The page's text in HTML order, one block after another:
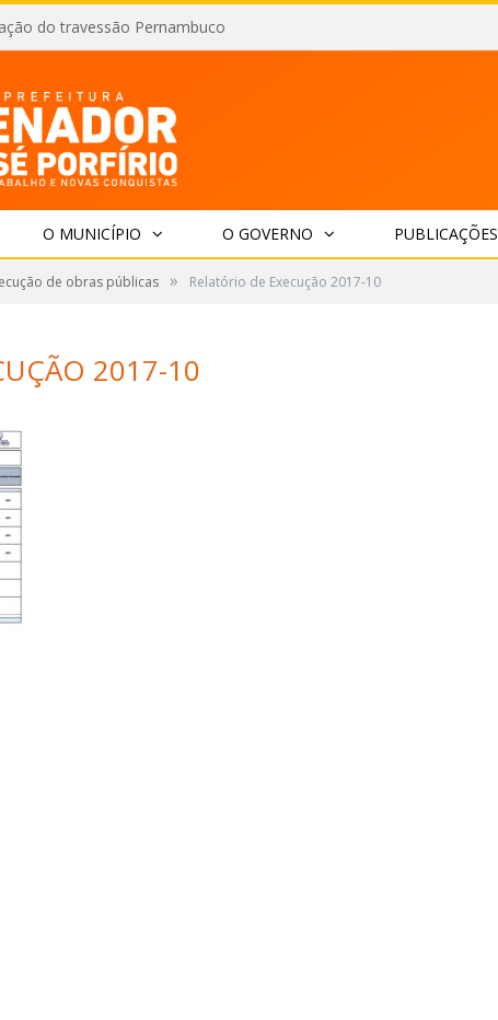
do travessão Pernambuco
O MUNICÍPIO O GOVERNO PUBLICAÇÕES
de obras públicas » Relatório de Execução 2017-10
2017-10